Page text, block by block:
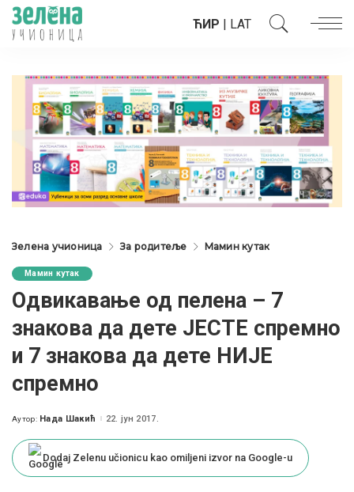
ЋИР | LAT
Зелена учионица За родитеље Мамин кутак
Мамин кутак
Одвикавање од пелена – 7
знакова да дете ЈЕСТЕ спремно
и 7 знакова да дете НИЈЕ
спремно
Posted
Аутор: Нада Шакић 22. јун 2017.
Dodaj Zelenu učionicu kao omiljeni izvor na Google-u